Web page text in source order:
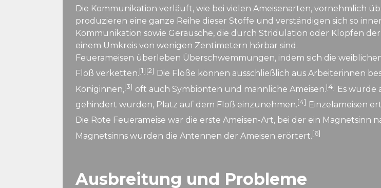
Die Kommunikation verläuft, wie bei vielen Ameisenarten, vornehmlich
produzieren eine ganze Reihe dieser Stoffe und verständigen sich so
Kommunikation sowie Geräusche, die durch Stridulation oder Klopfen
einem Umkreis von wenigen Zentimetern hörbar sind.
Feuerameisen überleben Überschwemmungen, indem sich die
Floß verketten.[1][2] Die Flöße können ausschließlich aus Arbeiterinnen
Königinnen,[3] oft auch Symbionten und männliche Ameisen.[4] Es wurde
gehindert wurden, Platz auf dem Floß einzunehmen.[4] Einzelameisen
Die Rote Feuerameise war die erste Ameisen-Art, bei der ein Magnetsinn
Magnetsinns wurden die Antennen der Ameisen erörtert.[6]
Ausbreitung und Probleme